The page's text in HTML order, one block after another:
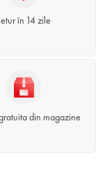
în 14 zile
din magazine